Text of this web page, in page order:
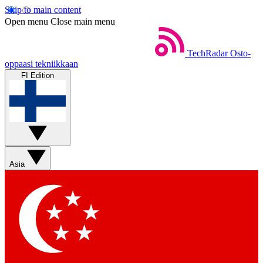
Skip to main content
Open menu Close main menu
TechRadar Osto-
oppaasi tekniikkaan
FI Edition
Asia